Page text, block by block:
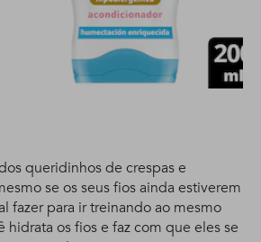
queridinhos de crespas e
se os seus fios ainda estiverem
fazer para ir treinando ao mesmo
os fios e faz com que eles se